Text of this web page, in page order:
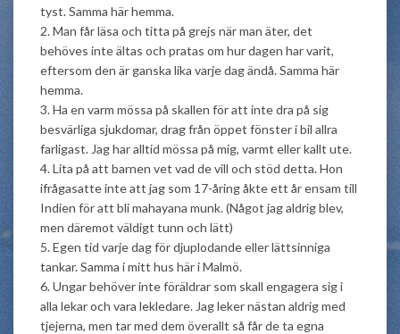
tyst. Samma här hemma.
2. Man får läsa och titta på grejs när man äter, det
behöves inte ältas och pratas om hur dagen har varit,
eftersom den är ganska lika varje dag ändå. Samma här
hemma.
3. Ha en varm mössa på skallen för att inte dra på sig
besvärliga sjukdomar, drag från öppet fönster i bil allra
farligast. Jag har alltid mössa på mig, varmt eller kallt ute.
4. Lita på att barnen vet vad de vill och stöd detta. Hon
ifrågasatte inte att jag som 17-åring åkte ett år ensam till
Indien för att bli mahayana munk. (Något jag aldrig blev,
men däremot väldigt tunn och lätt)
5. Egen tid varje dag för djuplodande eller lättsinniga
tankar. Samma i mitt hus här i Malmö.
6. Ungar behöver inte föräldrar som skall engagera sig i
alla lekar och vara lekledare. Jag leker nästan aldrig med
tjejerna, men tar med dem överallt så får de ta egna